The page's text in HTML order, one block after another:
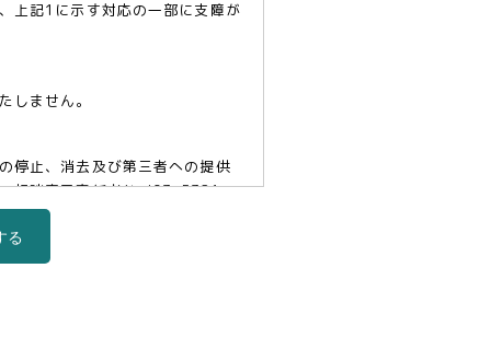
上記1に示す対応の一部に支障が
しません。
停止、消去及び第三者への提供
・相談窓口責任者(tel03-5321-
る